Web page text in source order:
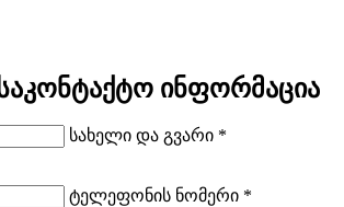
ინფორმაცია
სახელი და გვარი *
ტელეფონის ნომერი *